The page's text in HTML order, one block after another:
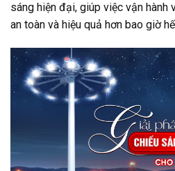
sáng hiện đại, giúp việc vận hành
an toàn và hiệu quả hơn bao giờ